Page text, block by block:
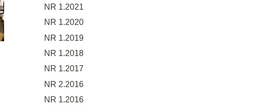
NR 1.2021
NR 1.2020
NR 1.2019
NR 1.2018
NR 1.2017
NR 2.2016
NR 1.2016